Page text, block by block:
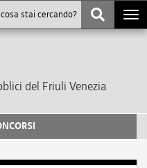
del Friuli Venezia